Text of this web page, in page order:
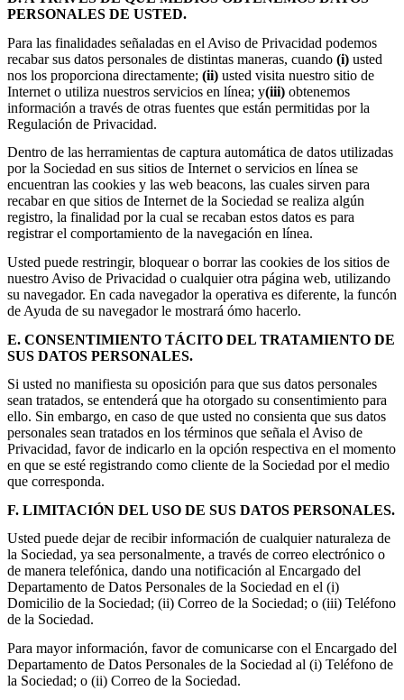
PERSONALES DE USTED.
Para las finalidades señaladas en el Aviso de Privacidad podemos
recabar sus datos personales de distintas maneras, cuando (i) usted
nos los proporciona directamente; (ii) usted visita nuestro sitio de
Internet o utiliza nuestros servicios en línea; y(iii) obtenemos
información a través de otras fuentes que están permitidas por la
Regulación de Privacidad.
Dentro de las herramientas de captura automática de datos utilizadas
por la Sociedad en sus sitios de Internet o servicios en línea se
encuentran las cookies y las web beacons, las cuales sirven para
recabar en que sitios de Internet de la Sociedad se realiza algún
registro, la finalidad por la cual se recaban estos datos es para
registrar el comportamiento de la navegación en línea.
Usted puede restringir, bloquear o borrar las cookies de los sitios de
nuestro Aviso de Privacidad o cualquier otra página web, utilizando
su navegador. En cada navegador la operativa es diferente, la funcón
de Ayuda de su navegador le mostrará ómo hacerlo.
E. CONSENTIMIENTO TÁCITO DEL TRATAMIENTO DE
SUS DATOS PERSONALES.
Si usted no manifiesta su oposición para que sus datos personales
sean tratados, se entenderá que ha otorgado su consentimiento para
ello. Sin embargo, en caso de que usted no consienta que sus datos
personales sean tratados en los términos que señala el Aviso de
Privacidad, favor de indicarlo en la opción respectiva en el momento
en que se esté registrando como cliente de la Sociedad por el medio
que corresponda.
F. LIMITACIÓN DEL USO DE SUS DATOS PERSONALES.
Usted puede dejar de recibir información de cualquier naturaleza de
la Sociedad, ya sea personalmente, a través de correo electrónico o
de manera telefónica, dando una notificación al Encargado del
Departamento de Datos Personales de la Sociedad en el (i)
Domicilio de la Sociedad; (ii) Correo de la Sociedad; o (iii) Teléfono
de la Sociedad.
Para mayor información, favor de comunicarse con el Encargado del
Departamento de Datos Personales de la Sociedad al (i) Teléfono de
la Sociedad; o (ii) Correo de la Sociedad.